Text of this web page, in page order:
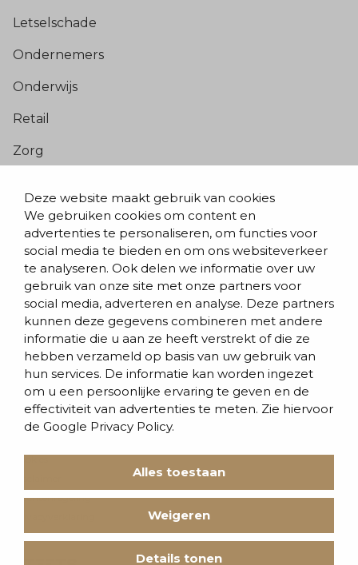
Deze website maakt gebruik van cookies
We gebruiken cookies om content en
advertenties te personaliseren, om functies voor
social media te bieden en om ons websiteverkeer
te analyseren. Ook delen we informatie over uw
gebruik van onze site met onze partners voor
social media, adverteren en analyse. Deze partners
kunnen deze gegevens combineren met andere
informatie die u aan ze heeft verstrekt of die ze
hebben verzameld op basis van uw gebruik van
hun services. De informatie kan worden ingezet
om u een persoonlijke ervaring te geven en de
effectiviteit van advertenties te meten. Zie hiervoor
de Google Privacy Policy.
Alles toestaan
Weigeren
Details tonen
Letselschade
Ondernemers
Onderwijs
Retail
Zorg
Blogs & nieuws
Contact
Evenementen
Team
Werken bij BVD
Cookies
Klachtenregeling
Voorwaarden